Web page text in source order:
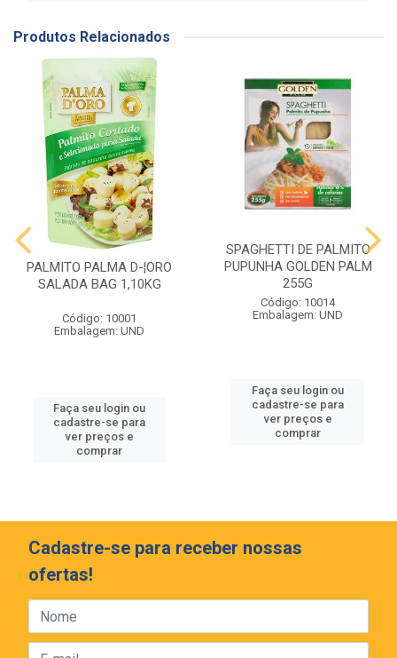
Produtos Relacionados
PALMITO PALMA D-¦ORO
SALADA BAG 1,10KG
Código: 10001
Embalagem: UND
Faça seu login ou
cadastre-se para
ver preços e
comprar
SPAGHETTI DE PALMITO
PUPUNHA GOLDEN PALM
255G
Código: 10014
Embalagem: UND
Faça seu login ou
cadastre-se para
ver preços e
comprar
Cadastre-se para receber nossas
ofertas!